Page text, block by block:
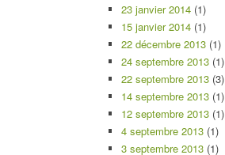
23 janvier 2014 (1)
15 janvier 2014 (1)
22 décembre 2013 (1)
24 septembre 2013 (1)
22 septembre 2013 (3)
14 septembre 2013 (1)
12 septembre 2013 (1)
4 septembre 2013 (1)
3 septembre 2013 (1)